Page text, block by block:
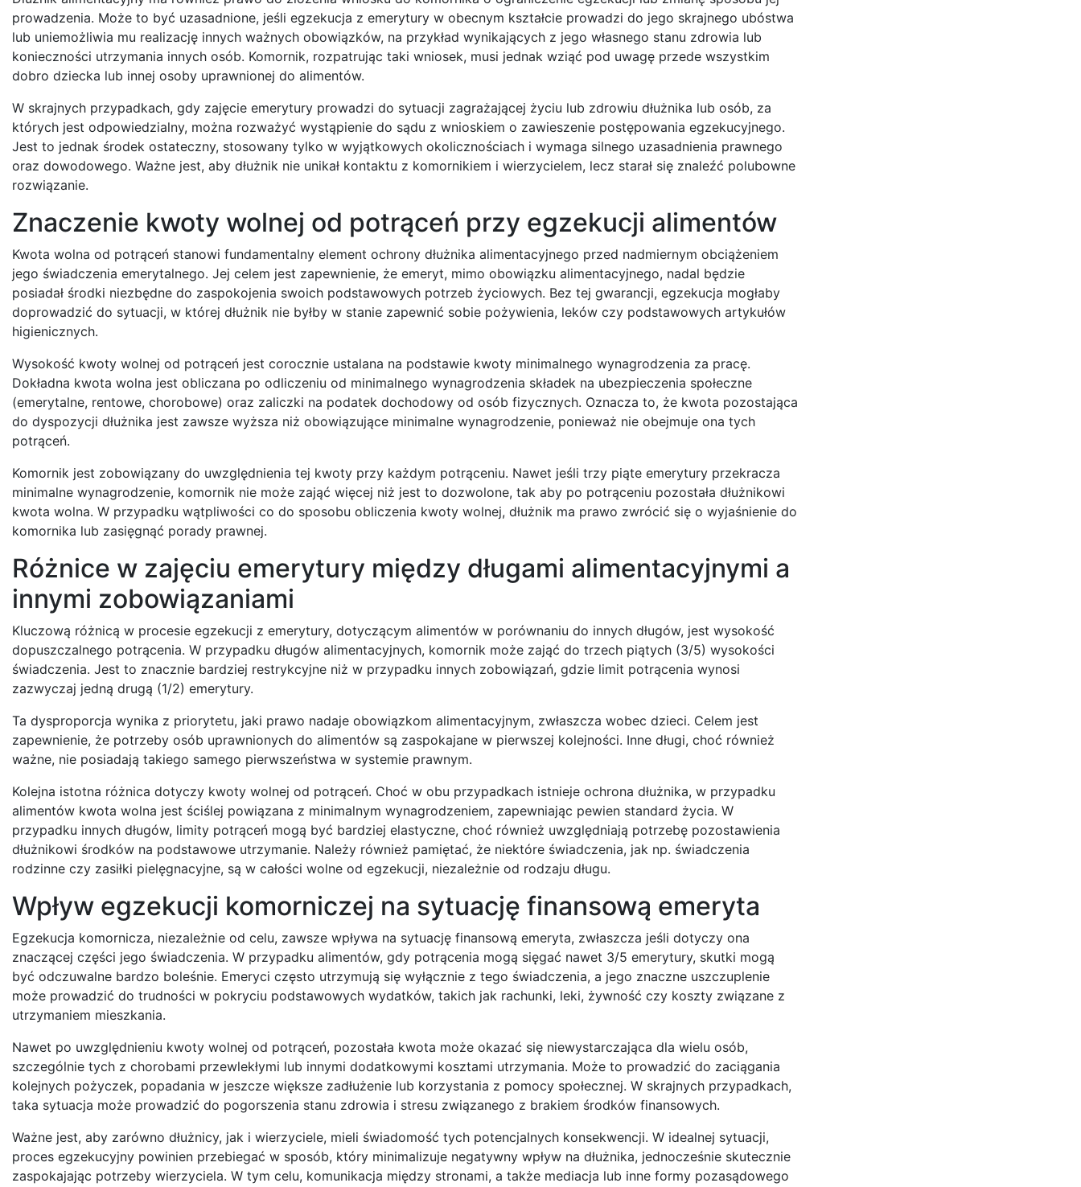
prowadzenia. Może to być uzasadnione, jeśli egzekucja z emerytury w obecnym kształcie prowadzi do jego skrajnego ubóstwa
lub uniemożliwia mu realizację innych ważnych obowiązków, na przykład wynikających z jego własnego stanu zdrowia lub
konieczności utrzymania innych osób. Komornik, rozpatrując taki wniosek, musi jednak wziąć pod uwagę przede wszystkim
dobro dziecka lub innej osoby uprawnionej do alimentów.
W skrajnych przypadkach, gdy zajęcie emerytury prowadzi do sytuacji zagrażającej życiu lub zdrowiu dłużnika lub osób, za
których jest odpowiedzialny, można rozważyć wystąpienie do sądu z wnioskiem o zawieszenie postępowania egzekucyjnego.
Jest to jednak środek ostateczny, stosowany tylko w wyjątkowych okolicznościach i wymaga silnego uzasadnienia prawnego
oraz dowodowego. Ważne jest, aby dłużnik nie unikał kontaktu z komornikiem i wierzycielem, lecz starał się znaleźć polubowne
rozwiązanie.
Znaczenie kwoty wolnej od potrąceń przy egzekucji alimentów
Kwota wolna od potrąceń stanowi fundamentalny element ochrony dłużnika alimentacyjnego przed nadmiernym obciążeniem
jego świadczenia emerytalnego. Jej celem jest zapewnienie, że emeryt, mimo obowiązku alimentacyjnego, nadal będzie
posiadał środki niezbędne do zaspokojenia swoich podstawowych potrzeb życiowych. Bez tej gwarancji, egzekucja mogłaby
doprowadzić do sytuacji, w której dłużnik nie byłby w stanie zapewnić sobie pożywienia, leków czy podstawowych artykułów
higienicznych.
Wysokość kwoty wolnej od potrąceń jest corocznie ustalana na podstawie kwoty minimalnego wynagrodzenia za pracę.
Dokładna kwota wolna jest obliczana po odliczeniu od minimalnego wynagrodzenia składek na ubezpieczenia społeczne
(emerytalne, rentowe, chorobowe) oraz zaliczki na podatek dochodowy od osób fizycznych. Oznacza to, że kwota pozostająca
do dyspozycji dłużnika jest zawsze wyższa niż obowiązujące minimalne wynagrodzenie, ponieważ nie obejmuje ona tych
potrąceń.
Komornik jest zobowiązany do uwzględnienia tej kwoty przy każdym potrąceniu. Nawet jeśli trzy piąte emerytury przekracza
minimalne wynagrodzenie, komornik nie może zająć więcej niż jest to dozwolone, tak aby po potrąceniu pozostała dłużnikowi
kwota wolna. W przypadku wątpliwości co do sposobu obliczenia kwoty wolnej, dłużnik ma prawo zwrócić się o wyjaśnienie do
komornika lub zasięgnąć porady prawnej.
Różnice w zajęciu emerytury między długami alimentacyjnymi a
innymi zobowiązaniami
Kluczową różnicą w procesie egzekucji z emerytury, dotyczącym alimentów w porównaniu do innych długów, jest wysokość
dopuszczalnego potrącenia. W przypadku długów alimentacyjnych, komornik może zająć do trzech piątych (3/5) wysokości
świadczenia. Jest to znacznie bardziej restrykcyjne niż w przypadku innych zobowiązań, gdzie limit potrącenia wynosi
zazwyczaj jedną drugą (1/2) emerytury.
Ta dysproporcja wynika z priorytetu, jaki prawo nadaje obowiązkom alimentacyjnym, zwłaszcza wobec dzieci. Celem jest
zapewnienie, że potrzeby osób uprawnionych do alimentów są zaspokajane w pierwszej kolejności. Inne długi, choć również
ważne, nie posiadają takiego samego pierwszeństwa w systemie prawnym.
Kolejna istotna różnica dotyczy kwoty wolnej od potrąceń. Choć w obu przypadkach istnieje ochrona dłużnika, w przypadku
alimentów kwota wolna jest ściślej powiązana z minimalnym wynagrodzeniem, zapewniając pewien standard życia. W
przypadku innych długów, limity potrąceń mogą być bardziej elastyczne, choć również uwzględniają potrzebę pozostawienia
dłużnikowi środków na podstawowe utrzymanie. Należy również pamiętać, że niektóre świadczenia, jak np. świadczenia
rodzinne czy zasiłki pielęgnacyjne, są w całości wolne od egzekucji, niezależnie od rodzaju długu.
Wpływ egzekucji komorniczej na sytuację finansową emeryta
Egzekucja komornicza, niezależnie od celu, zawsze wpływa na sytuację finansową emeryta, zwłaszcza jeśli dotyczy ona
znaczącej części jego świadczenia. W przypadku alimentów, gdy potrącenia mogą sięgać nawet 3/5 emerytury, skutki mogą
być odczuwalne bardzo boleśnie. Emeryci często utrzymują się wyłącznie z tego świadczenia, a jego znaczne uszczuplenie
może prowadzić do trudności w pokryciu podstawowych wydatków, takich jak rachunki, leki, żywność czy koszty związane z
utrzymaniem mieszkania.
Nawet po uwzględnieniu kwoty wolnej od potrąceń, pozostała kwota może okazać się niewystarczająca dla wielu osób,
szczególnie tych z chorobami przewlekłymi lub innymi dodatkowymi kosztami utrzymania. Może to prowadzić do zaciągania
kolejnych pożyczek, popadania w jeszcze większe zadłużenie lub korzystania z pomocy społecznej. W skrajnych przypadkach,
taka sytuacja może prowadzić do pogorszenia stanu zdrowia i stresu związanego z brakiem środków finansowych.
Ważne jest, aby zarówno dłużnicy, jak i wierzyciele, mieli świadomość tych potencjalnych konsekwencji. W idealnej sytuacji,
proces egzekucyjny powinien przebiegać w sposób, który minimalizuje negatywny wpływ na dłużnika, jednocześnie skutecznie
zaspokajając potrzeby wierzyciela. W tym celu, komunikacja między stronami, a także mediacja lub inne formy pozasądowego